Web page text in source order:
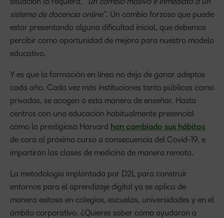
sistema de docencia online”. Un cambio forzoso que puede
estar presentando alguna dificultad inicial, que debemos
percibir como oportunidad de mejora para nuestro modelo
educativo.
Y es que la formación en línea no deja de ganar adeptos
cada año. Cada vez más instituciones tanto públicas como
privadas, se acogen a esta manera de enseñar. Hasta
centros con una educación habitualmente presencial
como la prestigiosa Harvard han cambiado sus hábitos
de cara al próximo curso a consecuencia del Covid-19, e
impartirán las clases de medicina de manera remota.
La metodología implantada por D2L para construir
entornos para el aprendizaje digital ya se aplica de
manera exitosa en colegios, escuelas, universidades y en el
ámbito corporativo. ¿Quieres saber cómo ayudaron a